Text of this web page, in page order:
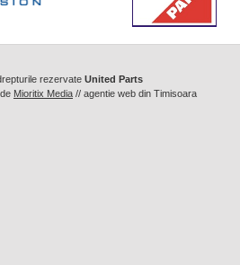
rezervate United Parts
de Mioritix Media // agentie web din Timisoara